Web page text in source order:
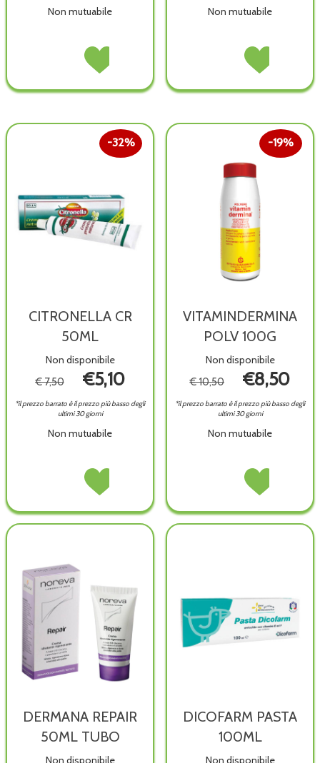
Non mutuabile
AVEENO
100ML non
disponibile
Acquista AVEENO
BABY
100ML alla
Non mutuabile
BABYGELLA
TRATT
è
Acquista
NOALL
TRATT
wishlist
CITRONELLA CR
50ML
Non disponibile
32%
€ 7,50 €5,10
*il prezzo barrato è il prezzo più basso degli
ultimi 30 giorni
Non mutuabile
CITRONELLA
è
Acquista CITRONELLA
CR
wishlist
VITAMINDERMINA
POLV 100G
Non disponibile
19%
€ 10,50 €8,50
*il prezzo barrato è il prezzo più basso degli
ultimi 30 giorni
Non mutuabile
VITAMINDERMINA
è
Acquista
POLV
wishlist
DERMANA REPAIR
50ML TUBO
Non disponibile
DICOFARM PASTA
100ML
Non disponibile